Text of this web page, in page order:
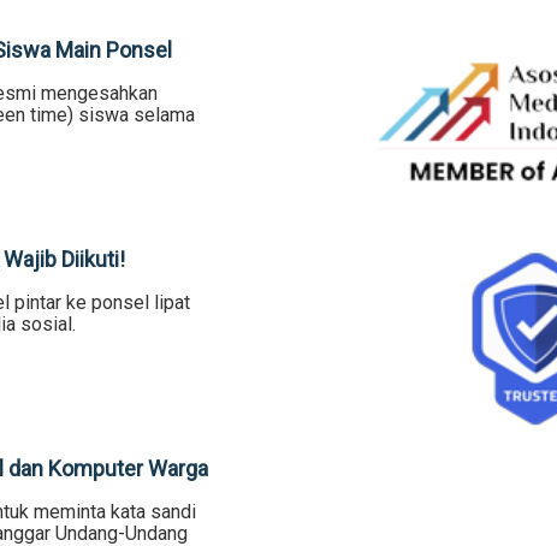
Main Ponsel
mengesahkan
time) siswa selama
Diikuti!
pintar ke ponsel lipat
sosial.
Komputer Warga
meminta kata sandi
Undang-Undang